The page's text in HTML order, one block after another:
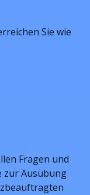
Sie wie
Fragen und
zur Ausübung